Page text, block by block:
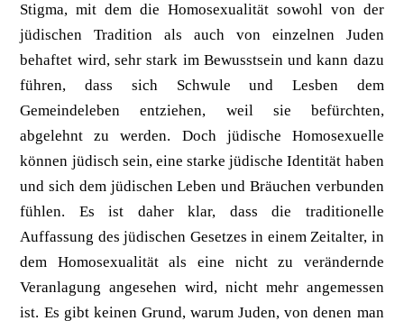
Stigma, mit dem die Homosexualität sowohl von der
jüdischen Tradition als auch von einzelnen Juden
behaftet wird, sehr stark im Bewusstsein und kann dazu
führen, dass sich Schwule und Lesben dem
Gemeindeleben entziehen, weil sie befürchten,
abgelehnt zu werden. Doch jüdische Homosexuelle
können jüdisch sein, eine starke jüdische Identität haben
und sich dem jüdischen Leben und Bräuchen verbunden
fühlen. Es ist daher klar, dass die traditionelle
Auffassung des jüdischen Gesetzes in einem Zeitalter, in
dem Homosexualität als eine nicht zu verändernde
Veranlagung angesehen wird, nicht mehr angemessen
ist. Es gibt keinen Grund, warum Juden, von denen man